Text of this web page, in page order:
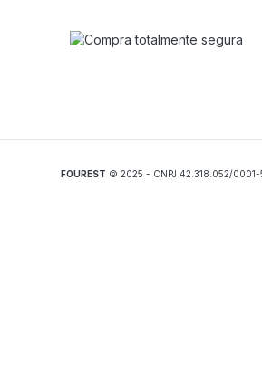
FOUREST © 2025 - CNPJ 42.318.052/0001-